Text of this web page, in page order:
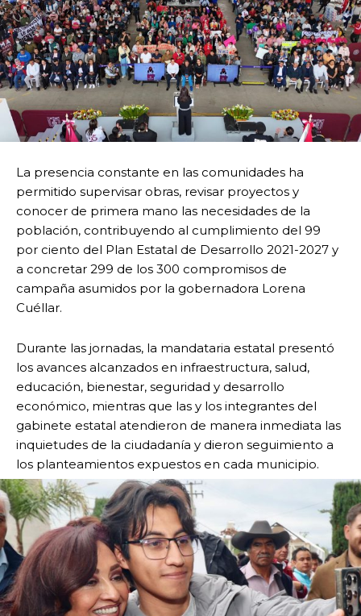
La presencia constante en las comunidades ha
permitido supervisar obras, revisar proyectos y
conocer de primera mano las necesidades de la
población, contribuyendo al cumplimiento del 99
por ciento del Plan Estatal de Desarrollo 2021-2027 y
a concretar 299 de los 300 compromisos de
campaña asumidos por la gobernadora Lorena
Cuéllar.
Durante las jornadas, la mandataria estatal presentó
los avances alcanzados en infraestructura, salud,
educación, bienestar, seguridad y desarrollo
económico, mientras que las y los integrantes del
gabinete estatal atendieron de manera inmediata las
inquietudes de la ciudadanía y dieron seguimiento a
los planteamientos expuestos en cada municipio.